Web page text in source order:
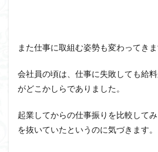
また仕事に取組む姿勢も変わってきま
会社員の頃は、仕事に失敗しても給
がどこかしらでありました。
起業してからの仕事振りを比較して
を抜いていたというのに気づきます。